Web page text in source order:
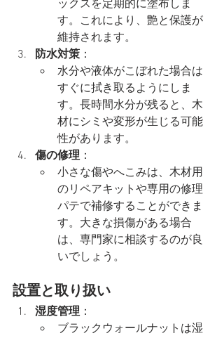
ックスを定期的に塗布しま
す。これにより、艶と保護が
維持されます。
防水対策 ：
水分や液体がこぼれた場合は
すぐに拭き取るようにしま
す。長時間水分が残ると、木
材にシミや変形が生じる可能
性があります。
傷の修理：
小さな傷やへこみは、木材用
のリペアキットや専用の修理
パテで補修することができま
す。大きな損傷がある場合
は、専門家に相談するのが良
いでしょう。
設置と取り扱い
湿度管理：
ブラックウォールナットは湿